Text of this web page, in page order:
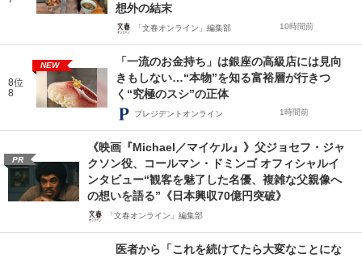
想外の結末
「文春オンライン」編集部 10時間前
8位
8
NEW
「一流のお金持ち」は銀座の高級店には見向
きもしない…“本物”を知る富裕層が行きつ
く“究極のスシ”の正体
プレジデントオンライン 1時間前
PR
《映画『Michael／マイケル』》父ジョセフ・ジャ
クソン役、コールマン・ドミンゴ オフィシャルイ
ンタビュー“観客を魅了した名優、複雑な父親像へ
の想いを語る”《日本興収70億円突破》
「文春オンライン」編集部
医者から「これを続けてたら大変なことにな